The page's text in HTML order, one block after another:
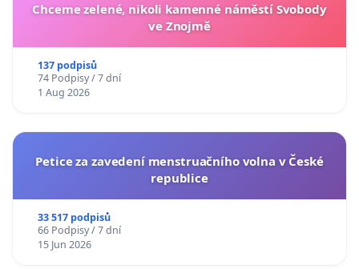
Chceme zelené, nikoli kamenné náměstí Svobody
ve Znojmě
137 podpisů
74 Podpisy / 7 dní
1 Aug 2026
Petice za zavedení menstruačního volna v České
republice
33 517 podpisů
66 Podpisy / 7 dní
15 Jun 2026